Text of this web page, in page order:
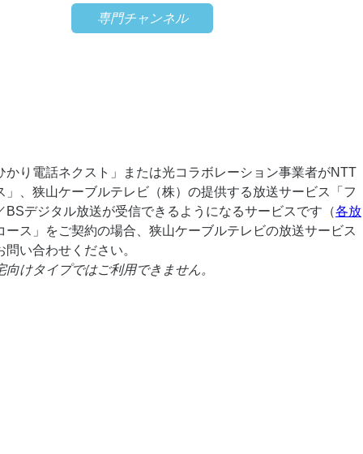
専門チャンネル
り電話ネクスト」または光コラボレーション事業者がNTT
、狭山ケーブルテレビ（株）の提供する放送サービス「フ
デジタル放送が受信できるようになるサービスです（各放
ス」をご契約の場合、狭山ケーブルテレビの放送サービス
い合わせください。
けタイプではご利用できません。